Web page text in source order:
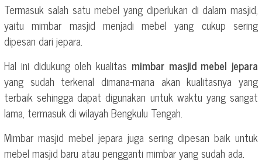
Termasuk salah satu mebel yang diperlukan di dalam masjid,
yaitu mimbar masjid menjadi mebel yang cukup sering
dipesan dari jepara.
Hal ini didukung oleh kualitas mimbar masjid mebel jepara
yang sudah terkenal dimana-mana akan kualitasnya yang
terbaik sehingga dapat digunakan untuk waktu yang sangat
lama, termasuk di wilayah Bengkulu Tengah.
Mimbar masjid mebel jepara juga sering dipesan baik untuk
mebel masjid baru atau pengganti mimbar yang sudah ada.